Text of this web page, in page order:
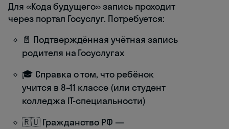
Для «Кода будущего» запись проходит
через портал Госуслуг. Потребуется:
📄 Подтверждённая учётная запись
родителя на Госуслугах
🎓 Справка о том, что ребёнок
учится в 8–11 классе (или студент
колледжа IT-специальности)
🇷🇺 Гражданство РФ —